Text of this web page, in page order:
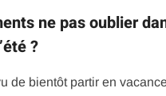
ne pas oublier
?
de bientôt partir en